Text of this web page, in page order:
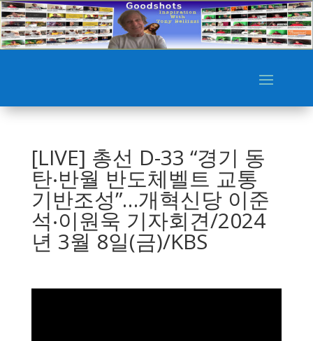
[LIVE] 총선 D-33 “경기 동
탄‧반월 반도체벨트 교통
기반조성”…개혁신당 이준
석‧이원욱 기자회견/2024
년 3월 8일(금)/KBS